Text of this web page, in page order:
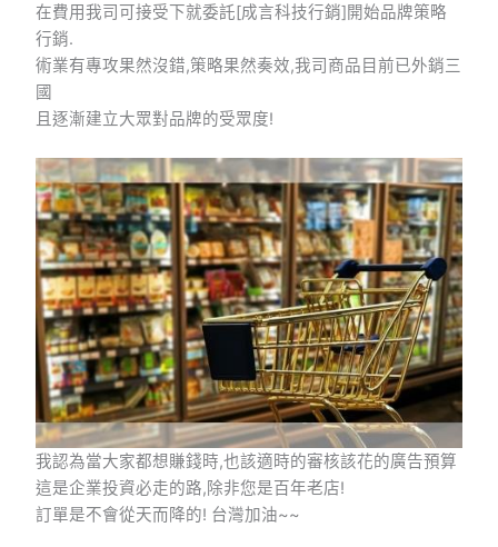
在費用我司可接受下就委託[成言科技行銷]開始品牌策略
行銷.
術業有專攻果然沒錯,策略果然奏效,我司商品目前已外銷三
國
且逐漸建立大眾對品牌的受眾度!
我認為當大家都想賺錢時,也該適時的審核該花的廣告預算
這是企業投資必走的路,除非您是百年老店!
訂單是不會從天而降的! 台灣加油~~